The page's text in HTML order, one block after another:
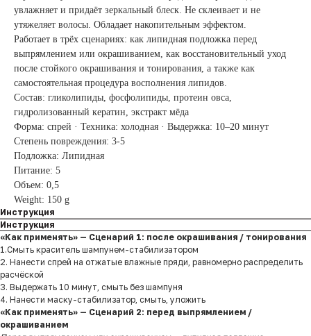
увлажняет и придаёт зеркальный блеск. Не склеивает и не
утяжеляет волосы. Обладает накопительным эффектом.
Работает в трёх сценариях: как липидная подложка перед
выпрямлением или окрашиванием, как восстановительный уход
после стойкого окрашивания и тонирования, а также как
самостоятельная процедура восполнения липидов.
Состав: гликолипиды, фосфолипиды, протеин овса,
гидролизованный кератин, экстракт мёда
Форма: спрей · Техника: холодная · Выдержка: 10–20 минут
Степень повреждения: 3-5
Подложка: Липидная
Питание: 5
Объем: 0,5
Weight: 150 g
Инструкция
Инструкция
«Как применять» — Сценарий 1: после окрашивания / тонирования
1.Смыть краситель шампунем-стабилизатором
2. Нанести спрей на отжатые влажные пряди, равномерно распределить
расчёской
3. Выдержать 10 минут, смыть без шампуня
4. Нанести маску-стабилизатор, смыть, уложить
«Как применять» — Сценарий 2: перед выпрямлением /
окрашиванием